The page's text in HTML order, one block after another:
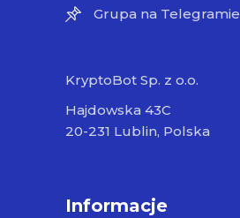
Grupa na Telegramie
KryptoBot Sp. z o.o.
Hajdowska 43C
20-231 Lublin, Polska
Informacje